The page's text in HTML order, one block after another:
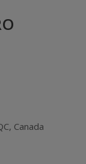
, Canada